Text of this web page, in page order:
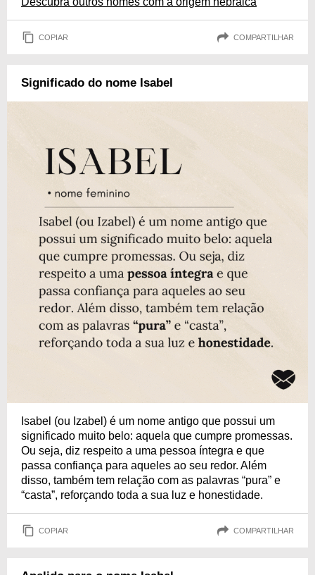
COPIAR COMPARTILHAR
Significado do nome Isabel
Isabel (ou Izabel) é um nome antigo que possui um
significado muito belo: aquela que cumpre promessas.
Ou seja, diz respeito a uma pessoa íntegra e que
passa confiança para aqueles ao seu redor. Além
disso, também tem relação com as palavras “pura” e
“casta”, reforçando toda a sua luz e honestidade.
COPIAR COMPARTILHAR